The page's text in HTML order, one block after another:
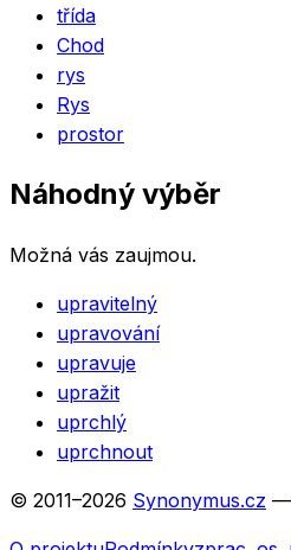
třída
Chod
rys
Rys
prostor
Náhodný výběr
Možná vás zaujmou.
upravitelný
upravování
upravuje
upražit
uprchlý
uprchnout
© 2011–2026 Synonymus.cz —